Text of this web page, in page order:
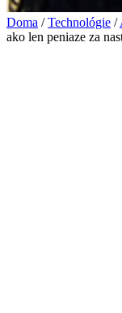
Doma /Technológie /
ako len peniaze za